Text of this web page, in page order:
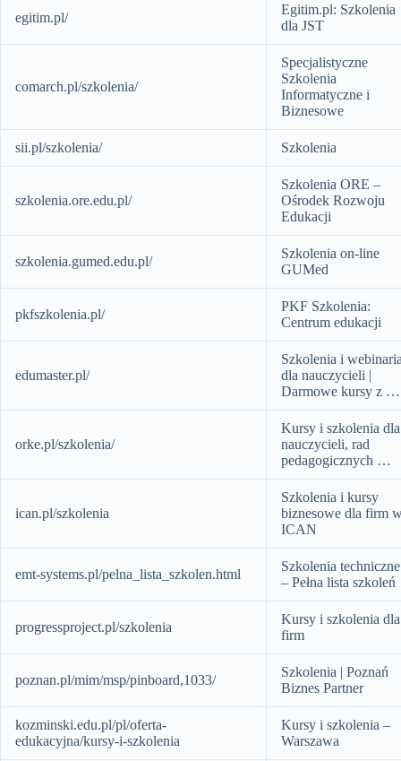
egitim.pl/
Egitim.pl: Szkolenia
dla JST
comarch.pl/szkolenia/
Specjalistyczne
Szkolenia
Informatyczne i
Biznesowe
sii.pl/szkolenia/ Szkolenia
szkolenia.ore.edu.pl/
Szkolenia ORE –
Ośrodek Rozwoju
Edukacji
szkolenia.gumed.edu.pl/
Szkolenia on-line
GUMed
pkfszkolenia.pl/
PKF Szkolenia:
Centrum edukacji
edumaster.pl/
Szkolenia i
dla nauczycieli |
Darmowe kursy z …
orke.pl/szkolenia/
Kursy i szkolenia dla
nauczycieli, rad
pedagogicznych …
ican.pl/szkolenia
Szkolenia i kursy
biznesowe dla firm
ICAN
emt-systems.pl/pelna_lista_szkolen.html
Szkolenia techniczne
– Pełna lista szkoleń
progressproject.pl/szkolenia
Kursy i szkolenia dla
firm
poznan.pl/mim/msp/pinboard,1033/
Szkolenia | Poznań
Biznes Partner
kozminski.edu.pl/pl/oferta-
edukacyjna/kursy-i-szkolenia
Kursy i szkolenia –
Warszawa